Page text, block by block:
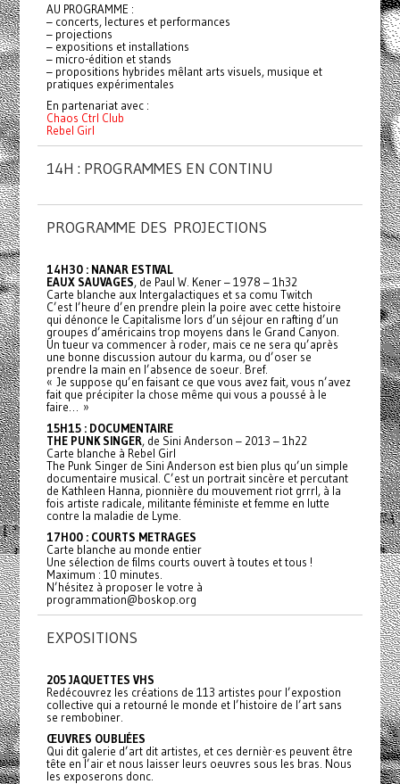
AU PROGRAMME :
– concerts, lectures et performances
– projections
– expositions et installations
– micro-édition et stands
– propositions hybrides mêlant arts visuels, musique et
pratiques expérimentales
En partenariat avec :
Chaos Ctrl Club
Rebel Girl
14H : PROGRAMMES EN CONTINU
PROGRAMME DES PROJECTIONS
14H30 : NANAR ESTIVAL
EAUX SAUVAGES, de Paul W. Kener – 1978 – 1h32
Carte blanche aux Intergalactiques et sa comu Twitch
C’est l’heure d’en prendre plein la poire avec cette histoire
qui dénonce le Capitalisme lors d’un séjour en rafting d’un
groupes d’américains trop moyens dans le Grand Canyon.
Un tueur va commencer à roder, mais ce ne sera qu’après
une bonne discussion autour du karma, ou d’oser se
prendre la main en l’absence de soeur. Bref.
« Je suppose qu’en faisant ce que vous avez fait, vous n’avez
fait que précipiter la chose même qui vous a poussé à le
faire… »
15H15 : DOCUMENTAIRE
THE PUNK SINGER, de Sini Anderson – 2013 – 1h22
Carte blanche à Rebel Girl
The Punk Singer de Sini Anderson est bien plus qu’un simple
documentaire musical. C’est un portrait sincère et percutant
de Kathleen Hanna, pionnière du mouvement riot grrrl, à la
fois artiste radicale, militante féministe et femme en lutte
contre la maladie de Lyme.
17H00 : COURTS METRAGES
Carte blanche au monde entier
Une sélection de films courts ouvert à toutes et tous !
Maximum : 10 minutes.
N’hésitez à proposer le votre à
programmation@boskop.org
EXPOSITIONS
205 JAQUETTES VHS
Redécouvrez les créations de 113 artistes pour l’expostion
collective qui a retourné le monde et l’histoire de l’art sans
se rembobiner.
ŒUVRES OUBLIÉES
Qui dit galerie d’art dit artistes, et ces dernièr·es peuvent être
tête en l’air et nous laisser leurs oeuvres sous les bras. Nous
les exposerons donc.